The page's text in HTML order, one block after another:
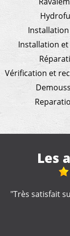
Installation
Vérification et
Les
"Travail rapide
pas eu de